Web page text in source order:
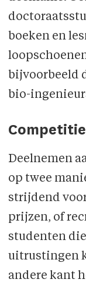
boeken en
bijvoorbeeld
bio-
Deelnemen
op twee
strijdend
prijzen, of
studenten
uitrustingen
andere kant